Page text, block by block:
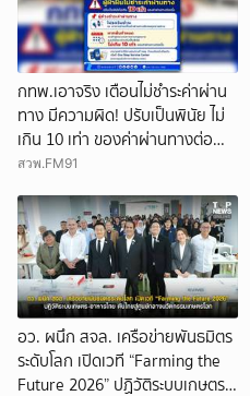
กทพ.เอาจริง เตือนไม่ชำระค่าผ่าน
ทาง มีความผิด! ปรับเป็นพินัย ไม่
เกิน 10 เท่า ของค่าผ่านทางต่อ
ครั้ง
สวพ.FM91
อว. ผนึก สจล. เครือข่ายพันธมิตร
ระดับโลก เปิดเวที “Farming the
Future 2026” ปฏิวัติระบบเกษตร–